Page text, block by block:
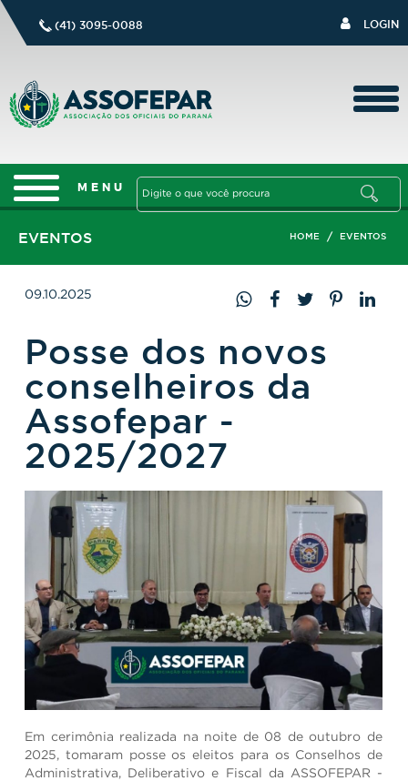
(41) 3095-0088 LOGIN
EVENTOS HOME / EVENTOS
09.10.2025
Posse dos novos
conselheiros da
Assofepar -
2025/2027
Em cerimônia realizada na noite de 08 de outubro de
2025, tomaram posse os eleitos para os Conselhos de
Administrativa, Deliberativo e Fiscal da ASSOFEPAR -